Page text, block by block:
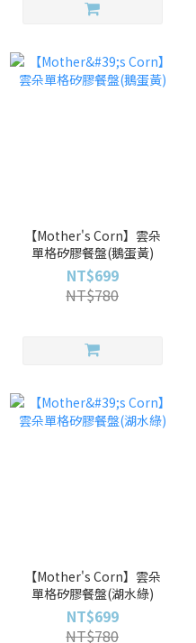
【Mother's Corn】雲朵
單格矽膠餐盤(鵝蛋黃)
NT$699
NT$780
【Mother's Corn】雲朵
單格矽膠餐盤(湖水綠)
NT$699
NT$780